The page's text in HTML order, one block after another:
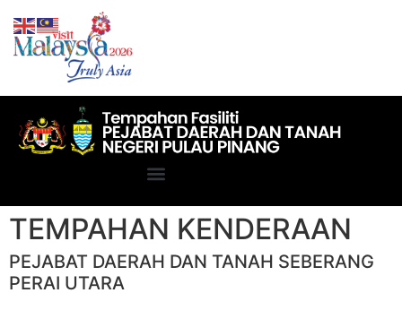
TEMPAHAN KENDERAAN
PEJABAT DAERAH DAN TANAH SEBERANG
PERAI UTARA